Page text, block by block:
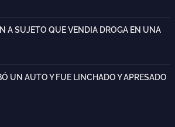
A SUJETO QUE VENDIA DROGA EN UNA
UN AUTO Y FUE LINCHADO Y APRESADO